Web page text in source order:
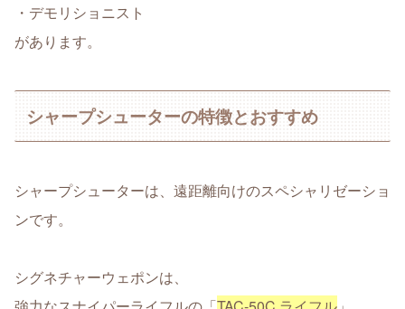
・デモリショニスト
があります。
シャープシューターの特徴とおすすめ
シャープシューターは、遠距離向けのスペシャリゼーショ
ンです。
シグネチャーウェポンは、